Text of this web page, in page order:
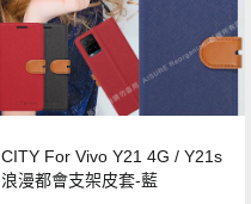
CITY For Vivo Y21 4G / Y21s
浪漫都會支架皮套-藍